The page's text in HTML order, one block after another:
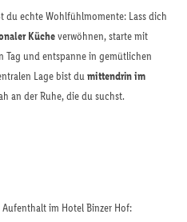
echte Wohlfühlmomente: Lass dich
Kücheverwöhnen, starte mit
Tag und entspanne in gemütlichen
Lage bist dumittendrin im
an der Ruhe, die du suchst.
im Hotel Binzer Hof: